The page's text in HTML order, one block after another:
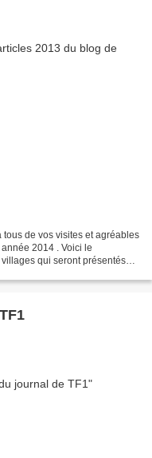
tous de vos visites et agréables
2014 . Voici le
qui seront présentés